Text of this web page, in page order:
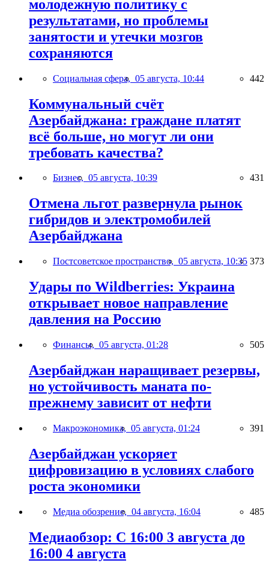
молодежную политику с
результатами, но проблемы
занятости и утечки мозгов
сохраняются
Социальная сфера, 05 августа, 10:44 442
Коммунальный счёт
Азербайджана: граждане платят
всё больше, но могут ли они
требовать качества?
Бизнес, 05 августа, 10:39 431
Отмена льгот развернула рынок
гибридов и электромобилей
Азербайджана
Постсоветское пространство, 05 августа, 10:35 373
Удары по Wildberries: Украина
открывает новое направление
давления на Россию
Финансы, 05 августа, 01:28 505
Азербайджан наращивает резервы,
но устойчивость маната по-
прежнему зависит от нефти
Макроэкономика, 05 августа, 01:24 391
Азербайджан ускоряет
цифровизацию в условиях слабого
роста экономики
Медиа обозрение, 04 августа, 16:04 485
Медиаобзор: С 16:00 3 августа до
16:00 4 августа